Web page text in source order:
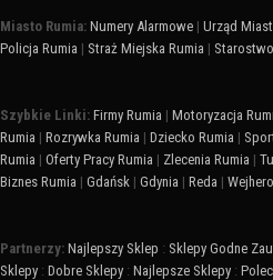
Miasto Rumia: Numery Alarmowe | Urząd
Policja Rumia | Straż Miejska Rumia |
Szybkie Linki: Firmy Rumia | Motoryzacja
Rumia | Rozrywka Rumia | Dziecko Rumia |
Rumia | Oferty Pracy Rumia | Zlecenia Rumia |
Biznes Rumia | Gdańsk | Gdynia | Reda |
Partnerzy: Najlepszy Sklep : Sklepy Godne
Sklepy : Dobre Sklepy : Najlepsze Sklepy :